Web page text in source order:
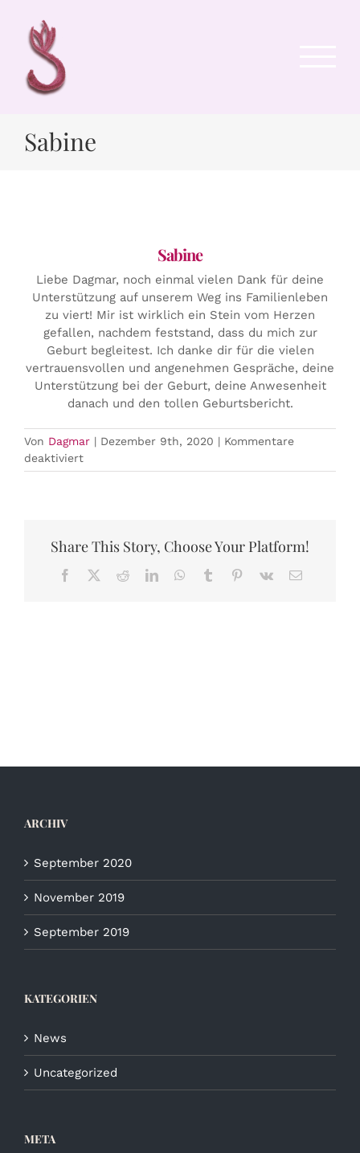
Inhalt
springen
Sabine
Sabine
Liebe Dagmar, noch einmal vielen Dank für deine
Unterstützung auf unserem Weg ins Familienleben
zu viert! Mir ist wirklich ein Stein vom Herzen
gefallen, nachdem feststand, dass du mich zur
Geburt begleitest. Ich danke dir für die vielen
vertrauensvollen und angenehmen Gespräche, deine
Unterstützung bei der Geburt, deine Anwesenheit
danach und den tollen Geburtsbericht.
Von Dagmar | Dezember 9th, 2020 | Kommentare
deaktiviertfür
Sabine
Share This Story, Choose Your Platform!
Facebook RedditLinkedInWhatsApp
Tumblr Pinterest
Vk
E-
ARCHIV
September 2020
November 2019
September 2019
KATEGORIEN
News
Uncategorized
META